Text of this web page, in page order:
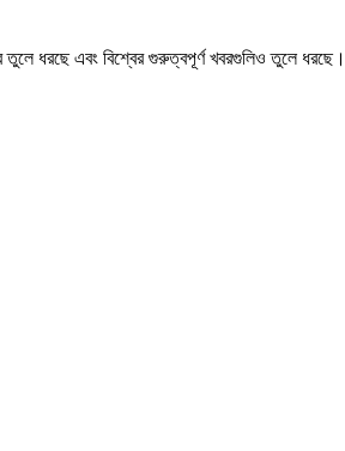
ধরছে এবং বিশ্বের গুরুত্বপূর্ণ খবরগুলিও তুলে ধরছে।